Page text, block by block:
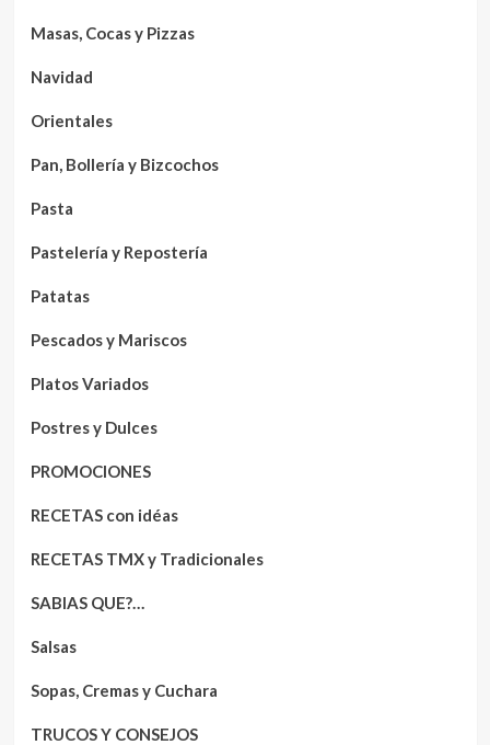
Masas, Cocas y Pizzas
Navidad
Orientales
Pan, Bollería y Bizcochos
Pasta
Pastelería y Repostería
Patatas
Pescados y Mariscos
Platos Variados
Postres y Dulces
PROMOCIONES
RECETAS con idéas
RECETAS TMX y Tradicionales
SABIAS QUE?…
Salsas
Sopas, Cremas y Cuchara
TRUCOS Y CONSEJOS